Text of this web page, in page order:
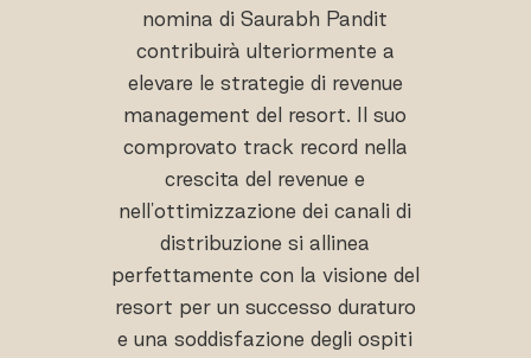
nomina di Saurabh Pandit
contribuirà ulteriormente a
elevare le strategie di revenue
management del resort. Il suo
comprovato track record nella
crescita del revenue e
nell'ottimizzazione dei canali di
distribuzione si allinea
perfettamente con la visione del
resort per un successo duraturo
e una soddisfazione degli ospiti